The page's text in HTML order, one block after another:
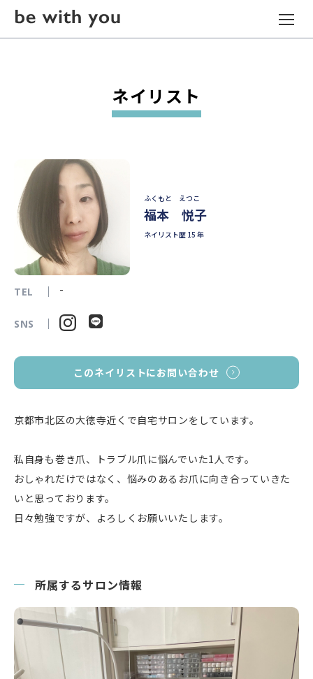
ネイリスト
ふくもと えつこ
福本 悦子
ネイリスト歴 15 年
TEL -
SNS
このネイリストにお問い合わせ
京都市北区の大徳寺近くで自宅サロンをしています。
私自身も巻き爪、トラブル爪に悩んでいた1人です。
おしゃれだけではなく、悩みのあるお爪に向き合っていきた
いと思っております。
日々勉強ですが、よろしくお願いいたします。
所属するサロン情報